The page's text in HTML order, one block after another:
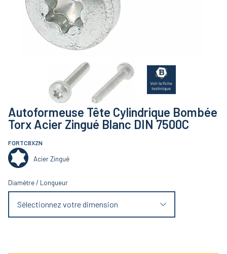
Autoformeuse Tête Cylindrique Bombée
Torx Acier Zingué Blanc DIN 7500C
FORTCBXZN
Acier Zingué
Diamètre/ Longueur
Sélectionnez votre dimension